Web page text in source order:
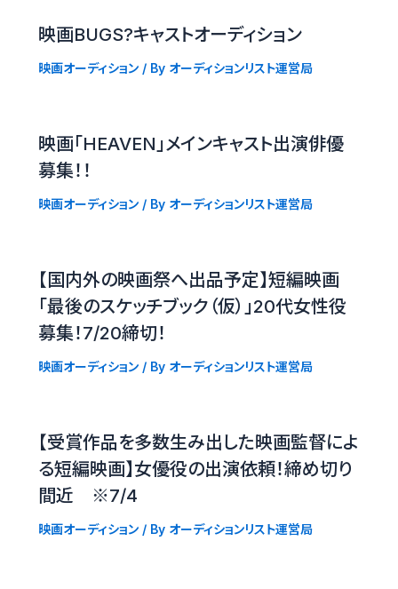
映画BUGS?キャストオーディション
映画オーディション/ By オーディションリスト運営局
映画「HEAVEN」メインキャスト出演俳優
募集！！
映画オーディション/ By オーディションリスト運営局
【国内外の映画祭へ出品予定】短編映画
「最後のスケッチブック（仮）」20代女性役
募集！7/20締切！
映画オーディション/ By オーディションリスト運営局
【受賞作品を多数生み出した映画監督によ
る短編映画】女優役の出演依頼！締め切り
間近 ※7/4
映画オーディション/ By オーディションリスト運営局